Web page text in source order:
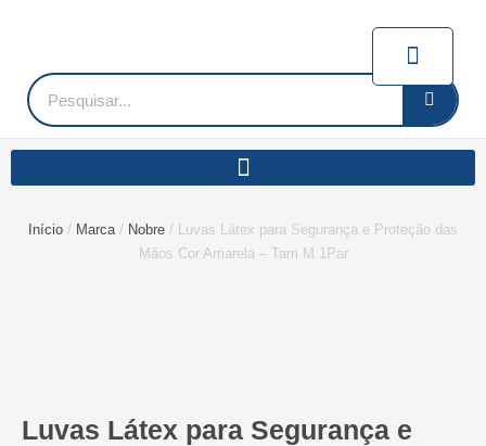
conteúdoPesquisar
Início / Marca/ Nobre / Luvas Látex para Segurança e Proteção das
Mãos Cor Amarela – Tam M 1Par
Luvas Látex para Segurança e